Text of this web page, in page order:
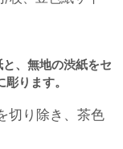
、無地の渋紙をセ
ります。
り除き、茶色